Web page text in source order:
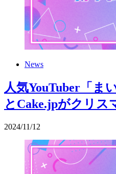
News
人気YouTuber「ま
とCake.jpがクリス
2024/11/12